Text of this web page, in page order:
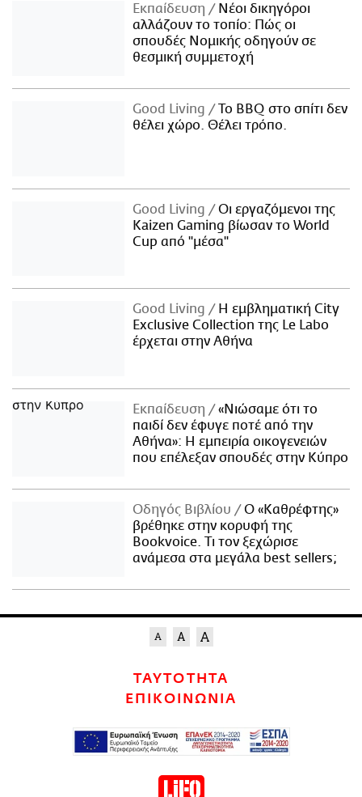
Εκπαίδευση
Νέοι δικηγόροι
αλλάζουν το τοπίο: Πώς οι
σπουδές Νομικής οδηγούν σε
θεσμική συμμετοχή
Good Living
Το BBQ στο σπίτι δεν
θέλει χώρο. Θέλει τρόπο.
Good Living
Οι εργαζόμενοι της
Kaizen Gaming βίωσαν το World
Cup από "μέσα"
Good Living
Η εμβληματική City
Exclusive Collection της Le Labo
έρχεται στην Αθήνα
Εκπαίδευση
«Νιώσαμε ότι το
παιδί δεν έφυγε ποτέ από την
Αθήνα»: Η εμπειρία οικογενειών
που επέλεξαν σπουδές στην Κύπρο
Οδηγός Βιβλίου
Ο «Καθρέφτης»
βρέθηκε στην κορυφή της
Bookvoice. Τι τον ξεχώρισε
ανάμεσα στα μεγάλα best sellers;
ΤΑΥΤΟΤΗΤΑ
ΕΠΙΚΟΙΝΩΝΙΑ